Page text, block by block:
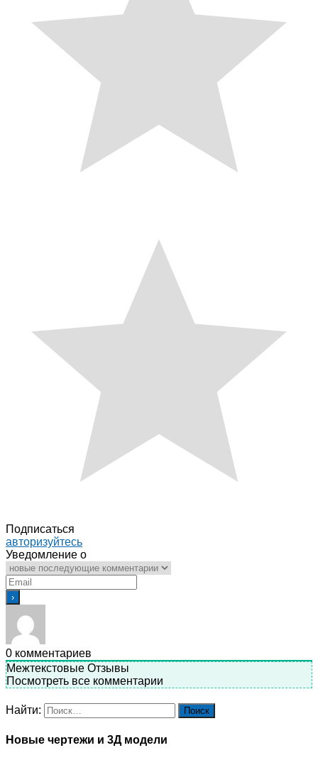
Подписаться
авторизуйтесь
Уведомление о
0 комментариев
Межтекстовые Отзывы
Посмотреть все комментарии
Найти:
Новые чертежи и 3Д модели